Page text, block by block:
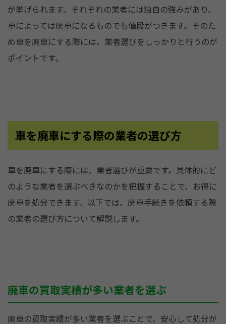
が挙げられます。それぞれの業者には独自の強みがあり、
車によっては廃車になるものでも値段がつきます。そのた
め車を廃車にする際には、業者選びをしっかりと行うのが
ポイントです。
車を廃車にする際の業者の選び方
車を廃車にする際には、業者選びが重要です。具体的にど
のような業者を選ぶべきなのかを把握することで、お得に
廃車を処分できます。以下では、廃車手続きを依頼する際
の業者の選び方について解説します。
廃車の買取実績が多い業者を選ぶ
廃車の買取実績が多い業者を選ぶことで、安心して処分が